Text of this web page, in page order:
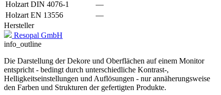
Holzart DIN 4076-1
—
Holzart EN 13556
—
Hersteller
Resopal GmbH
info_outline
Die Darstellung der Dekore und Oberflächen auf einem Monitor
entspricht - bedingt durch unterschiedliche Kontrast-,
Helligkeitseinstellungen und Auflösungen - nur annäherungsweise
den Farben und Strukturen der gefertigten Produkte.